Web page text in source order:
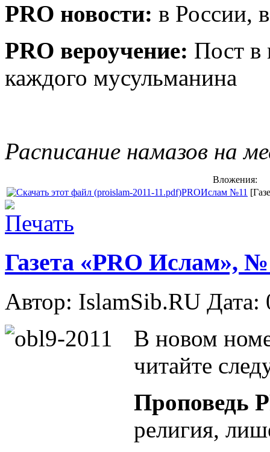
PRO новости: в России,
PRO вероучение: Пост в
каждого мусульманина
Расписание намазов на
Вложения:
PROИслам №11
Газета «PRO Ислам»,
Автор: IslamSib.RU Дата:
В новом
читайте
Проповедь
религия,